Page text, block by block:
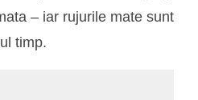
– iar rujurile mate sunt
timp.